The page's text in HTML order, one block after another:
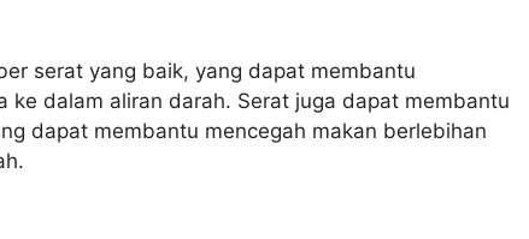
serat yang baik, yang dapat membantu
ke dalam aliran darah. Serat juga dapat membantu
dapat membantu mencegah makan berlebihan